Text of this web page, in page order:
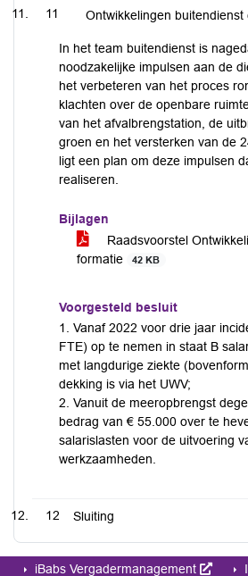
11 Ontwikkelingen buitendienst
In het team buitendienst is
noodzakelijke impulsen aan de
het verbeteren van het proces
klachten over de openbare
van het afvalbrengstation, de
groen en het versterken van de
ligt een plan om deze impulsen
realiseren.
Bijlagen
Raadsvoorstel
formatie
42 KB
Voorgesteld besluit
1. Vanaf 2022 voor drie jaar
FTE) op te nemen in staat B
met langdurige ziekte
dekking is via het UWV;
2. Vanuit de meeropbrengst
bedrag van € 55.000 over te
salarislasten voor de uitvoering
werkzaamheden.
12 Sluiting
iBabs Vergadermanagement